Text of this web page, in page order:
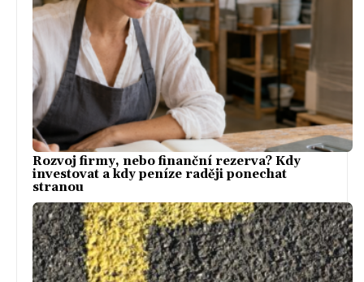
Rozvoj firmy, nebo finanční rezerva? Kdy
investovat a kdy peníze raději ponechat
stranou